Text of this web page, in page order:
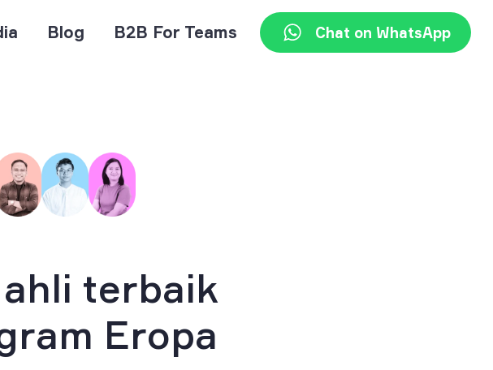
Blog B2B For Teams Chat on WhatsApp
terbaik
Eropa